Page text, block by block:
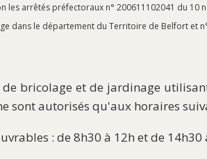
les arrêtés préfectoraux n° 200611102041 du
dans le département du Territoire de Belfort et
de bricolage et de jardinage
sont autorisés qu'aux horaires
: de 8h30 à 12h et de 14h30